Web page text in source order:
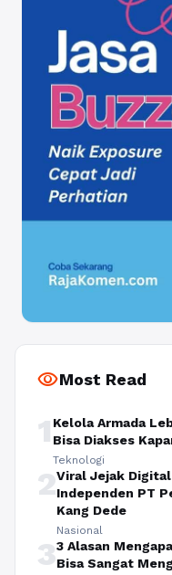
visibilityMost Read
1 Kelola Armada
Bisa Diakses
Teknologi
2Viral Jejak
Independen PT
Kang Dede
Nasional
33 Alasan
Bisa Sangat